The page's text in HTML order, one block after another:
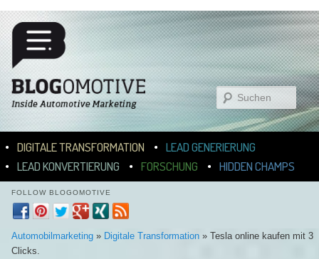
Suchen
ZUM INHALT WECHSELN
ZUM SEKUNDÄREN INHALT WECHSELN
DIGITALE TRANSFORMATION
LEAD GENERIERUNG
LEAD KONVERTIERUNG
FORSCHUNG HIDDEN CHAMPS
FOLLOW BLOGOMOTIVE
Automobilmarketing » Digitale Transformation » Tesla online kaufen mit 3
Clicks.